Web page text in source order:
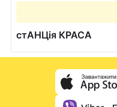
стАНЦія КРАСА